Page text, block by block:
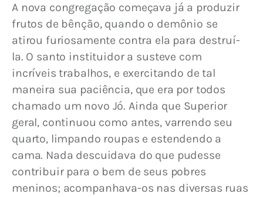
A nova congregação começava já a produzir
frutos de bênção, quando o demônio se
atirou furiosamente contra ela para destruí-
la. O santo instituidor a susteve com
incríveis trabalhos, e exercitando de tal
maneira sua paciência, que era por todos
chamado um novo Jó. Ainda que Superior
geral, continuou como antes, varrendo seu
quarto, limpando roupas e estendendo a
cama. Nada descuidava do que pudesse
contribuir para o bem de seus pobres
meninos; acompanha­va-os nas diversas ruas